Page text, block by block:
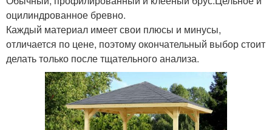
оцилиндрованное бревно.
Каждый материал имеет свои плюсы и минусы,
отличается по цене, поэтому окончательный выбор стоит
делать только после тщательного анализа.